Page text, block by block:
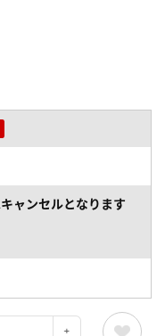
ャンセルとなります